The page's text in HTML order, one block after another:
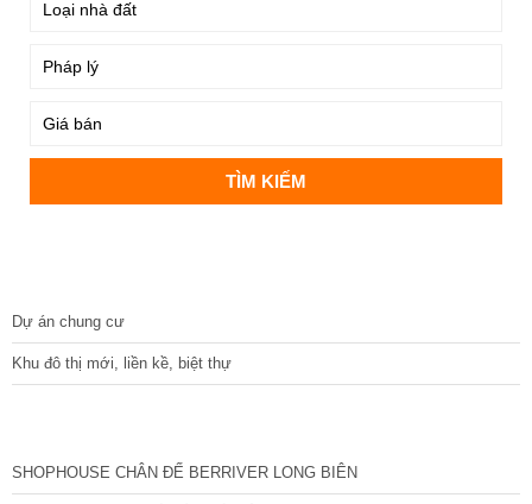
Dự án chung cư
Khu đô thị mới, liền kề, biệt thự
SHOPHOUSE CHÂN ĐẾ BERRIVER LONG BIÊN